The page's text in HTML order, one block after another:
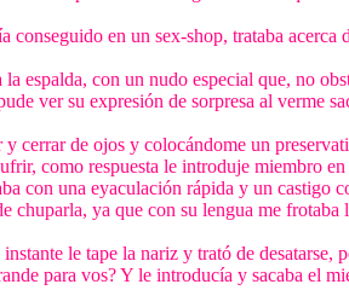
en un sex-shop, trataba acerca
espalda, con un nudo especial que, no
ver su expresión de sorpresa al verme
cerrar de ojos y colocándome un
como respuesta le introduje miembro
con una eyaculación rápida y un
ya que con su lengua me frotaba
le tape la nariz y trató de desatarse,
para vos? Y le introducía y sacaba el